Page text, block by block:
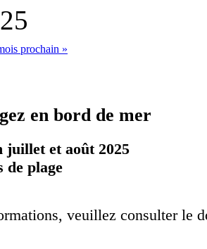
prochain »
en bord de mer
et août 2025
de plage
veuillez consulter le